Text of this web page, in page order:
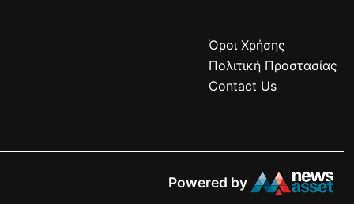
Όροι Χρήσης
Πολιτική Προστασίας
Contact Us
Powered by